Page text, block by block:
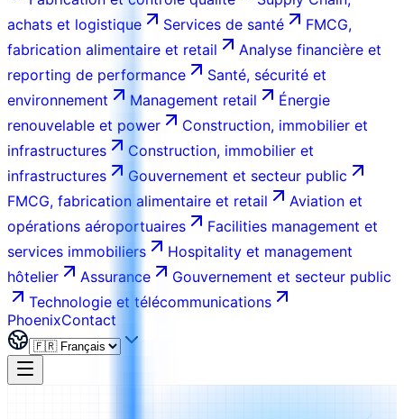
achats et logistique
Services de santé
FMCG,
fabrication alimentaire et retail
Analyse financière et
reporting de performance
Santé, sécurité et
environnement
Management retail
Énergie
renouvelable et power
Construction, immobilier et
infrastructures
Construction, immobilier et
infrastructures
Gouvernement et secteur public
FMCG, fabrication alimentaire et retail
Aviation et
opérations aéroportuaires
Facilities management et
services immobiliers
Hospitality et management
hôtelier
Assurance
Gouvernement et secteur public
Technologie et télécommunications
PhoenixContact